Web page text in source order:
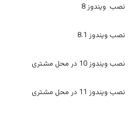
نصب ویندوز 8
نصب ویندوز 8.1
نصب ویندوز 10 در محل مشتری
نصب ویندوز 11 در محل مشتری